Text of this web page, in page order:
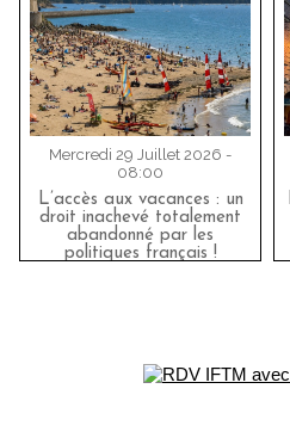
Mercredi 29 Juillet 2026 -
08:00
L’accès aux vacances : un
droit inachevé totalement
abandonné par les
politiques français !